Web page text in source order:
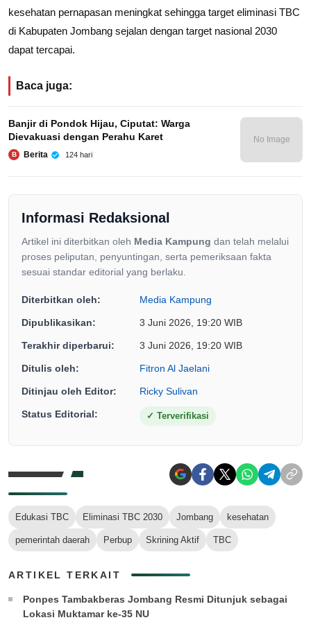
kesehatan pernapasan meningkat sehingga target eliminasi TBC
di Kabupaten Jombang sejalan dengan target nasional 2030
dapat tercapai.
Baca juga:
Banjir di Pondok Hijau, Ciputat: Warga
Dievakuasi dengan Perahu Karet
B Berita 124 hari
No Image
Informasi Redaksional
Artikel ini diterbitkan oleh Media Kampung dan telah melalui
proses peliputan, penyuntingan, serta pemeriksaan fakta
sesuai standar editorial yang berlaku.
Diterbitkan oleh: Media Kampung
Dipublikasikan: 3 Juni 2026, 19:20 WIB
Terakhir diperbarui: 3 Juni 2026, 19:20 WIB
Ditulis oleh: Fitron Al Jaelani
Ditinjau oleh Editor: Ricky Sulivan
Status Editorial: ✓ Terverifikasi
Edukasi TBC Eliminasi TBC 2030 Jombang kesehatan
pemerintah daerah Perbup Skrining Aktif TBC
ARTIKEL TERKAIT
Ponpes Tambakberas Jombang Resmi Ditunjuk sebagai
Lokasi Muktamar ke-35 NU